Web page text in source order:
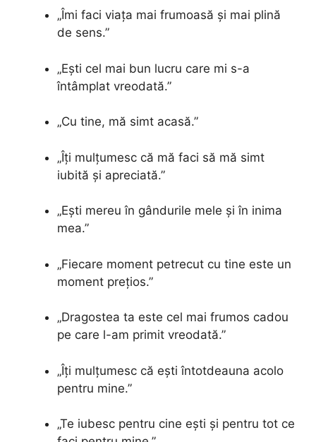
„Îmi faci viața mai frumoasă și mai plină
de sens.”
„Ești cel mai bun lucru care mi s-a
întâmplat vreodată.”
„Cu tine, mă simt acasă.”
„Îți mulțumesc că mă faci să mă simt
iubită și apreciată.”
„Ești mereu în gândurile mele și în inima
mea.”
„Fiecare moment petrecut cu tine este un
moment prețios.”
„Dragostea ta este cel mai frumos cadou
pe care l-am primit vreodată.”
„Îți mulțumesc că ești întotdeauna acolo
pentru mine.”
„Te iubesc pentru cine ești și pentru tot ce